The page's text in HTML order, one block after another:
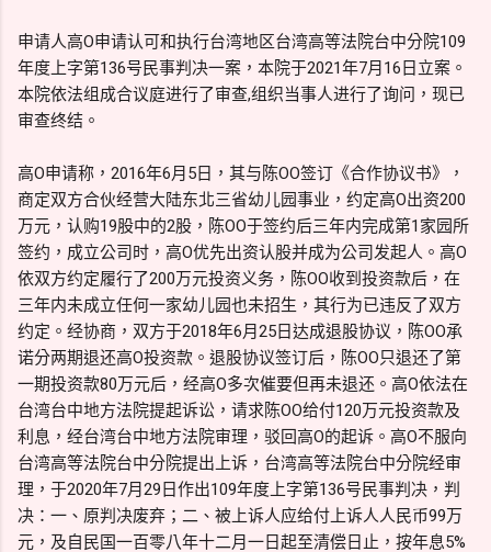
申请人高O申请认可和执行台湾地区台湾高等法院台中分院109
年度上字第136号民事判决一案，本院于2021年7月16日立案。
本院依法组成合议庭进行了审查,组织当事人进行了询问，现已
审查终结。
高O申请称，2016年6月5日，其与陈OO签订《合作协议书》，
商定双方合伙经营大陆东北三省幼儿园事业，约定高O出资200
万元，认购19股中的2股，陈OO于签约后三年内完成第1家园所
签约，成立公司时，高O优先出资认股并成为公司发起人。高O
依双方约定履行了200万元投资义务，陈OO收到投资款后，在
三年内未成立任何一家幼儿园也未招生，其行为已违反了双方
约定。经协商，双方于2018年6月25日达成退股协议，陈OO承
诺分两期退还高O投资款。退股协议签订后，陈OO只退还了第
一期投资款80万元后，经高O多次催要但再未退还。高O依法在
台湾台中地方法院提起诉讼，请求陈OO给付120万元投资款及
利息，经台湾台中地方法院审理，驳回高O的起诉。高O不服向
台湾高等法院台中分院提出上诉，台湾高等法院台中分院经审
理，于2020年7月29日作出109年度上字第136号民事判决，判
决：一、原判决废弃；二、被上诉人应给付上诉人人民币99万
元，及自民国一百零八年十二月一日起至清偿日止，按年息5%